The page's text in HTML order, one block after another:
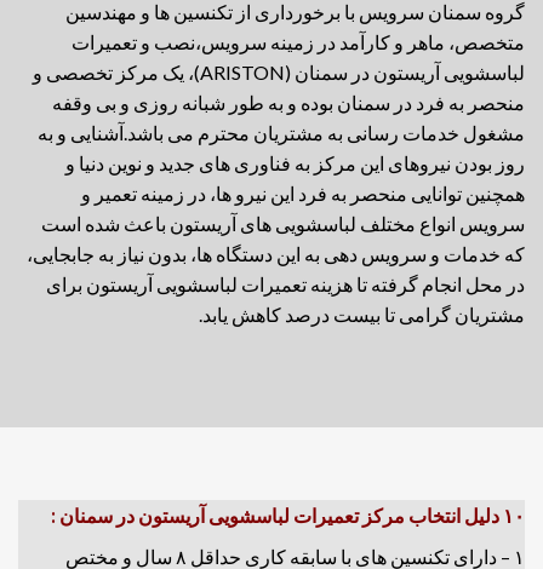
گروه سمنان سرویس با برخورداری از تکنسین ها و مهندسین
متخصص، ماهر و کارآمد در زمینه سرویس،نصب و تعمیرات
لباسشویی آریستون در سمنان (ARISTON)، یک مرکز تخصصی و
منحصر به فرد در سمنان بوده و به طور شبانه روزی و بی وقفه
مشغول خدمات رسانی به مشتریان محترم می باشد.آشنایی و به
روز بودن نیروهای این مرکز به فناوری های جدید و نوین دنیا و
همچنین توانایی منحصر به فرد این نیرو ها، در زمینه تعمیر و
سرویس انواع مختلف لباسشویی های آریستون باعث شده است
که خدمات و سرویس دهی به این دستگاه ها، بدون نیاز به جابجایی،
در محل انجام گرفته تا هزینه تعمیرات لباسشویی آریستون برای
مشتریان گرامی تا بیست درصد کاهش یابد.
۱۰ دلیل انتخاب مرکز تعمیرات لباسشویی آریستون در سمنان :
۱ – دارای تکنسین های با سابقه کاری حداقل ۸ سال و مختص